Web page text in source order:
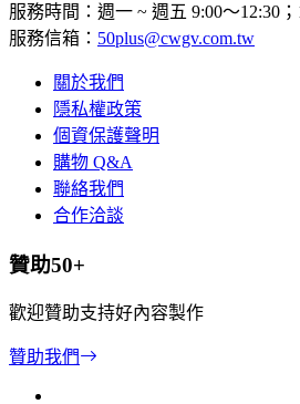
服務時間：週一 ~ 週五 9:00～12:30；
服務信箱： 50plus@cwgv.com.tw
關於我們
隱私權政策
個資保護聲明
購物 Q&A
聯絡我們
合作洽談
贊助50+
歡迎贊助支持好內容製作
贊助我們